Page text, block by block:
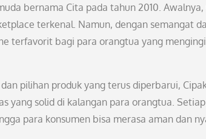
bernama Cita pada tahun 2010.
terkenal. Namun, dengan semangat
terfavorit bagi para orangtua yang
pilihan produk yang terus diperbarui,
yang solid di kalangan para orangtua.
para konsumen bisa merasa aman dan